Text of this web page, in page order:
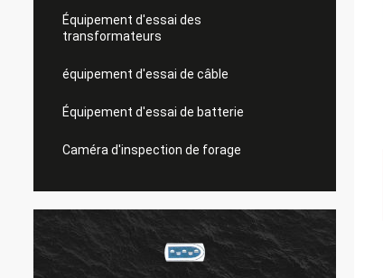
Équipement d'essai des
transformateurs
équipement d'essai de câble
Équipement d'essai de batterie
Caméra d'inspection de forage